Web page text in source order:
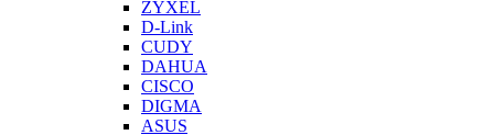
ZYXEL
D-Link
CUDY
DAHUA
CISCO
DIGMA
ASUS